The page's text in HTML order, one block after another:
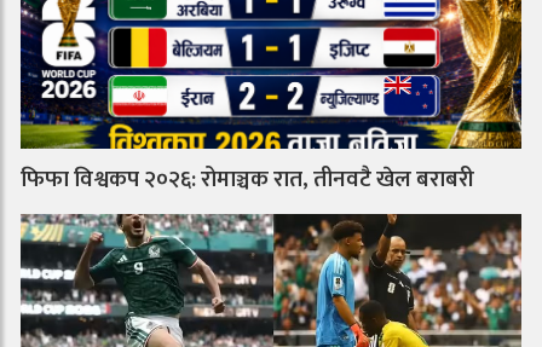
फिफा विश्वकप २०२६: रोमाञ्चक रात, तीनवटै खेल बराबरी